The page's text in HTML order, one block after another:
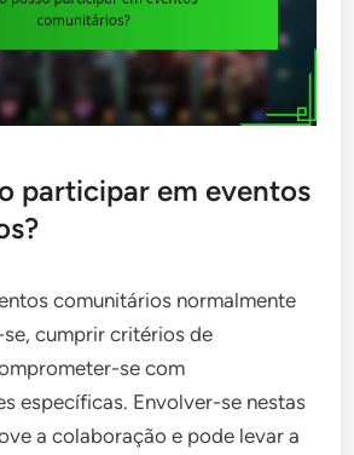
participar em eventos
comunitários normalmente
cumprir critérios de
se com
específicas. Envolver-se nestas
a colaboração e pode levar a